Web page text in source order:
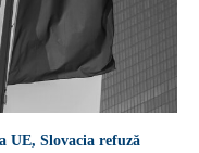
UE, Slovacia refuză